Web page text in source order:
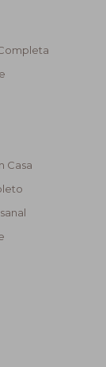
Casa